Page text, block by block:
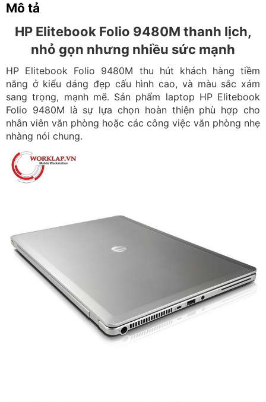
Mô tả
HP Elitebook Folio 9480M thanh lịch,
nhỏ gọn nhưng nhiều sức mạnh
HP Elitebook Folio 9480M thu hút khách hàng tiềm
năng ở kiểu dáng đẹp cấu hình cao, và màu sắc xám
sang trọng, mạnh mẽ. Sản phẩm laptop HP Elitebook
Folio 9480M là sự lựa chọn hoàn thiện phù hợp cho
nhân viên văn phòng hoặc các công việc văn phòng nhẹ
nhàng nói chung.